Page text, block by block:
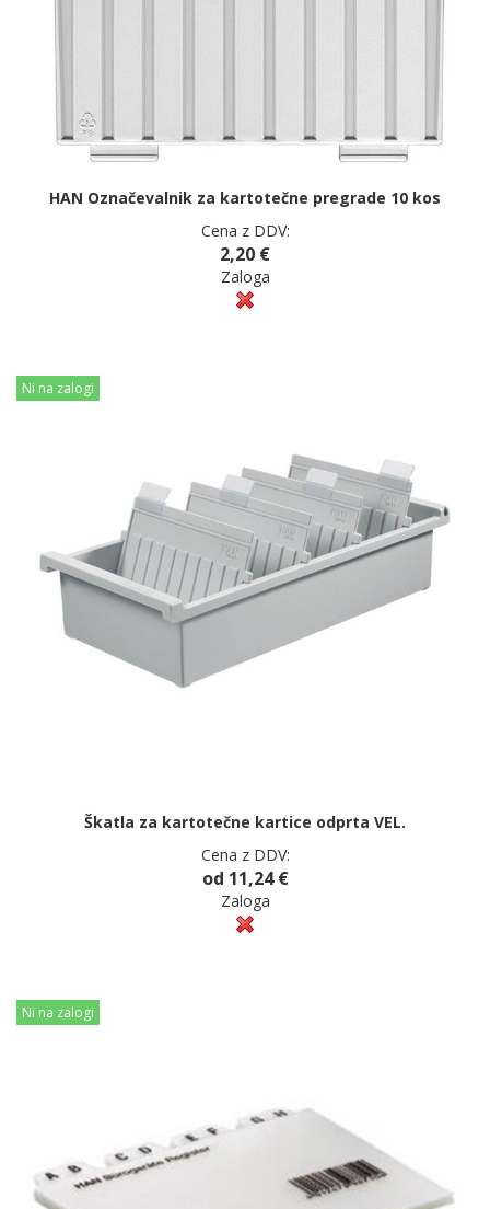
HAN Označevalnik za kartotečne pregrade 10 kos
Cena z DDV:
2,20 €
Zaloga
Ni na zalogi
Škatla za kartotečne kartice odprta VEL.
Cena z DDV:
od 11,24 €
Zaloga
Ni na zalogi